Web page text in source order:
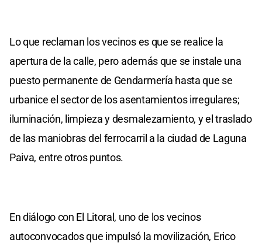
Lo que reclaman los vecinos es que se realice la
apertura de la calle, pero además que se instale una
puesto permanente de Gendarmería hasta que se
urbanice el sector de los asentamientos irregulares;
iluminación, limpieza y desmalezamiento, y el traslado
de las maniobras del ferrocarril a la ciudad de Laguna
Paiva, entre otros puntos.
En diálogo con El Litoral, uno de los vecinos
autoconvocados que impulsó la movilización, Erico